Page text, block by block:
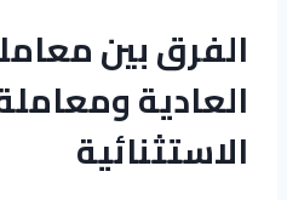
الفرق بين
العادية
الاستثنائية